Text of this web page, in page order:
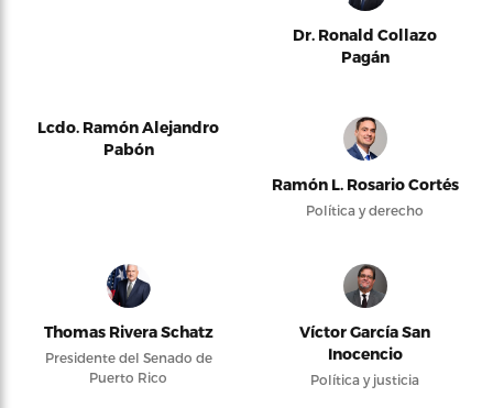
Dr. Ronald Collazo
Pagán
Lcdo. Ramón Alejandro
Pabón
Ramón L. Rosario Cortés
Política y derecho
Thomas Rivera Schatz
Presidente del Senado de
Puerto Rico
Víctor García San
Inocencio
Política y justicia